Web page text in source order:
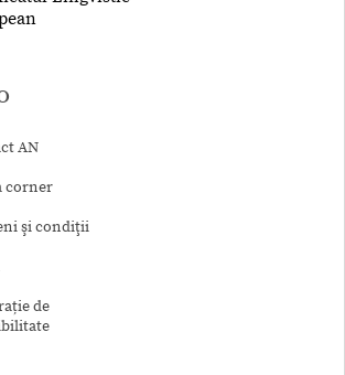
AN
corner
şi condiţii
de